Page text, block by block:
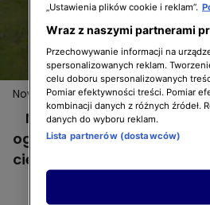
Nowa Maja w ogrodzie: Pszczoły w
Nowa Maja w ogrodzie:
ogrodzie. Warto
ciekawostek mamy dla
„Ustawienia plików cookie i reklam”.
Wraz z naszymi partnerami
Przechowywanie informacji na
spersonalizowanych reklam.
celu doboru spersonalizowanych
Pomiar efektywności treści. Pomiar
kombinacji danych z różnych źródeł.
danych do wyboru reklam.
Lista partnerów (dostawców)